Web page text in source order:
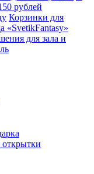
рублей
Корзинки для
«SvetikFantasy»
для зала и
открытки